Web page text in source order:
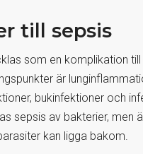
till sepsis
som en komplikation till
är
bukinfektioner och
sepsis av bakterier, men
kan ligga bakom.